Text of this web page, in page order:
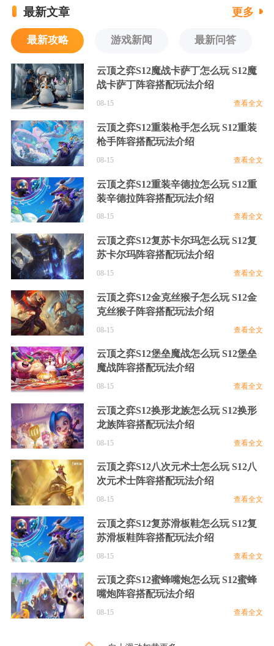
斗魂觉醒宝典内容
斗魂觉醒宝典 小小格温价格
斗魂锦标赛规则 S9祖安改件
电表倒转BUG
S9德玛琴女 S9堡垒小炮
S9虚空行走卡萨丁
S9主宰盖伦 S9裁决劫
S9EZ裁决天使 S9奥恩6法
S9恕瑞玛95 S9拼多多艾克
S9术士大眼
锤石 妮蔻
奥恩
猩红收割者 翠神 内瑟斯 扭曲树精
剑圣 影流之主 炼金
元素女皇 贾克斯 皎月 婕拉
沙漠皇帝 娜美 千珏
剑魔
约里克 艾希 风女
最新文章 更多
最新攻略 游戏新闻 最新问答
云顶之弈S12魔战卡萨丁怎么玩 S12魔
战卡萨丁阵容搭配玩法介绍
08-15 查看全文
云顶之弈S12重装枪手怎么玩 S12重装
枪手阵容搭配玩法介绍
08-15 查看全文
云顶之弈S12重装辛德拉怎么玩 S12重
装辛德拉阵容搭配玩法介绍
08-15 查看全文
云顶之弈S12复苏卡尔玛怎么玩 S12复
苏卡尔玛阵容搭配玩法介绍
08-15 查看全文
云顶之弈S12金克丝猴子怎么玩 S12金
克丝猴子阵容搭配玩法介绍
08-15 查看全文
云顶之弈S12堡垒魔战怎么玩 S12堡垒
魔战阵容搭配玩法介绍
08-15 查看全文
云顶之弈S12换形龙族怎么玩 S12换形
龙族阵容搭配玩法介绍
08-15 查看全文
云顶之弈S12八次元术士怎么玩 S12八
次元术士阵容搭配玩法介绍
08-15 查看全文
云顶之弈S12复苏滑板鞋怎么玩 S12复
苏滑板鞋阵容搭配玩法介绍
08-15 查看全文
云顶之弈S12蜜蜂嘴炮怎么玩 S12蜜蜂
嘴炮阵容搭配玩法介绍
08-15 查看全文